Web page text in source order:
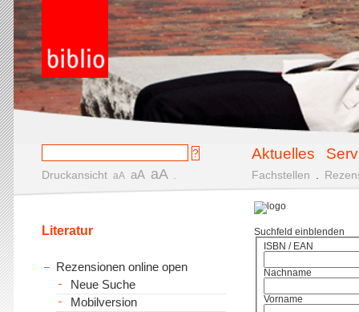
Aktuelles
Druckansicht aA aA aA Fachstellen
Suchfeld einblenden
ISBN / EAN
Nachname
Vorname
Literatur
Rezensionen online open
Neue Suche
Mobilversion